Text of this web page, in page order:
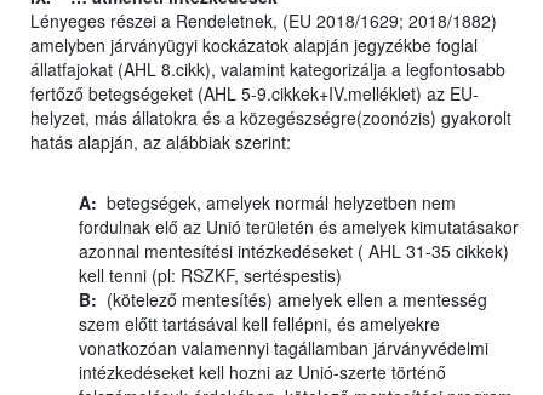
Lényeges részei a Rendeletnek, (EU 2018/1629; 2018/1882)
amelyben járványügyi kockázatok alapján jegyzékbe foglal
állatfajokat (AHL 8.cikk), valamint kategorizálja a legfontosabb
fertőző betegségeket (AHL 5-9.cikkek+IV.melléklet) az EU-
helyzet, más állatokra és a közegészségre(zoonózis) gyakorolt
hatás alapján, az alábbiak szerint:
A: betegségek, amelyek normál helyzetben nem
fordulnak elő az Unió területén és amelyek kimutatásakor
azonnal mentesítési intézkedéseket ( AHL 31-35 cikkek)
kell tenni (pl: RSZKF, sertéspestis)
B: (kötelező mentesítés) amelyek ellen a mentesség
szem előtt tartásával kell fellépni, és amelyekre
vonatkozóan valamennyi tagállamban járványvédelmi
intézkedéseket kell hozni az Unió-szerte történő